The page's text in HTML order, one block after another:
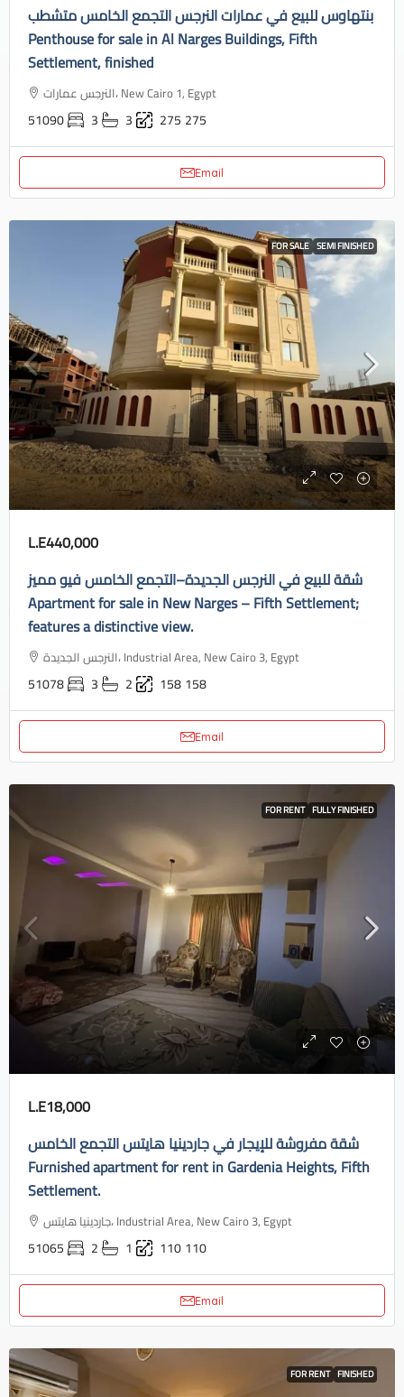
بنتهاوس للبيع في عمارات النرجس التجمع الخامس متشطب
Penthouse for sale in Al Narges Buildings, Fifth
Settlement, finished
النرجس عمارات، New Cairo 1, Egypt
51090 3 3 275 275
Email
FOR SALE SEMI FINISHED
L.E440,000
شقة للبيع في النرجس الجديدة–التجمع الخامس فيو مميز
Apartment for sale in New Narges – Fifth Settlement;
features a distinctive view.
النرجس الجديدة، Industrial Area, New Cairo 3, Egypt
51078 3 2 158158
Email
FOR RENT FULLY FINISHED
L.E18,000
شقة مفروشة للإيجار في جاردينيا هايتس التجمع الخامس
Furnished apartment for rent in Gardenia Heights, Fifth
Settlement.
جاردينيا هايتس، Industrial Area, New Cairo 3, Egypt
51065 2 1 110110
Email
FOR RENT FINISHED